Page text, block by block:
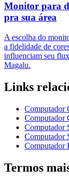
Monitor para
pra sua área
A escolha do
a fidelidade de
influenciam seu
Magalu.
Links
Computador
Computador
Computador
Computador
Computador
Termos